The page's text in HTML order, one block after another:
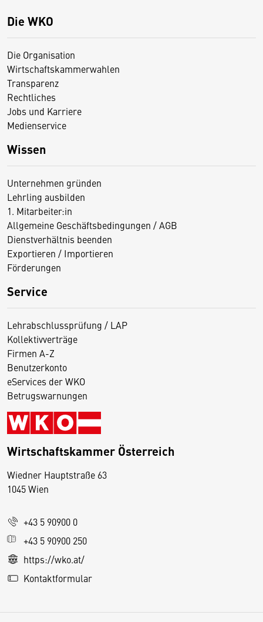
Die WKO
Die Organisation
Wirtschaftskammerwahlen
Transparenz
Rechtliches
Jobs und Karriere
Medienservice
Wissen
Unternehmen gründen
Lehrling ausbilden
1. Mitarbeiter:in
Allgemeine Geschäftsbedingungen / AGB
Dienstverhältnis beenden
Exportieren / Importieren
Förderungen
Service
Lehrabschlussprüfung / LAP
Kollektivverträge
Firmen A-Z
Benutzerkonto
eServices der WKO
Betrugswarnungen
Wirtschaftskammer Österreich
Wiedner Hauptstraße 63
1045 Wien
+43 5 90900 0
+43 5 90900 250
https://wko.at/
Kontaktformular
D
s
e
S
e